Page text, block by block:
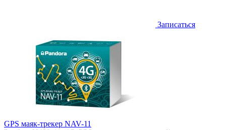
Записаться
GPS маяк-трекер NAV-11